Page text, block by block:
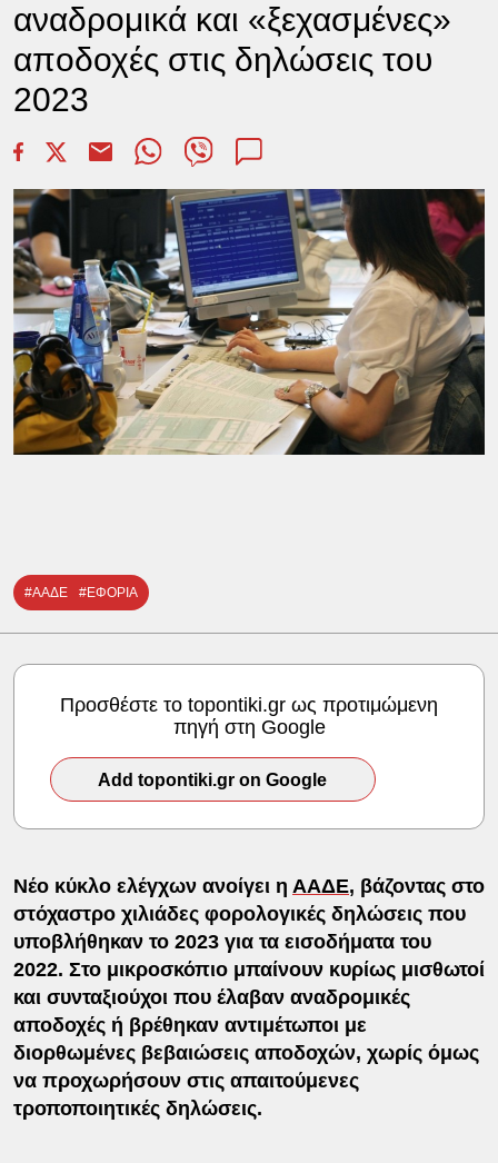
αναδρομικά και «ξεχασμένες»
αποδοχές στις δηλώσεις του
2023
#ΑΑΔΕ #ΕΦΟΡΙΑ
Προσθέστε το topontiki.gr ως προτιμώμενη
πηγή στη Google
Add topontiki.gr on Google
Νέο κύκλο ελέγχων ανοίγει η ΑΑΔΕ, βάζοντας στο
στόχαστρο χιλιάδες φορολογικές δηλώσεις που
υποβλήθηκαν το 2023 για τα εισοδήματα του
2022. Στο μικροσκόπιο μπαίνουν κυρίως μισθωτοί
και συνταξιούχοι που έλαβαν αναδρομικές
αποδοχές ή βρέθηκαν αντιμέτωποι με
διορθωμένες βεβαιώσεις αποδοχών, χωρίς όμως
να προχωρήσουν στις απαιτούμενες
τροποποιητικές δηλώσεις.